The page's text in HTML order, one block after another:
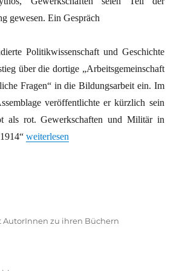
gewesen. Ein Gespräch
Politikwissenschaft und Geschichte
über die dortige „Arbeitsgemeinschaft
Fragen“ in die Bildungsarbeit ein. Im
veröffentlichte er kürzlich sein
als rot. Gewerkschaften und Militär in
„»Alles andere als Wehrkraft­zersetzung«“
weiterlesen
AutorInnen zu ihren Büchern